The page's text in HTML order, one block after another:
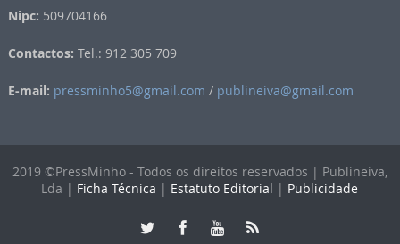
Nipc: 509704166
Contactos: Tel.: 912 305 709
E-mail: pressminho5@gmail.com / publineiva@gmail.com
2019 ©PressMinho - Todos os direitos reservados | Publineiva,
Lda | Ficha Técnica | Estatuto Editorial | Publicidade